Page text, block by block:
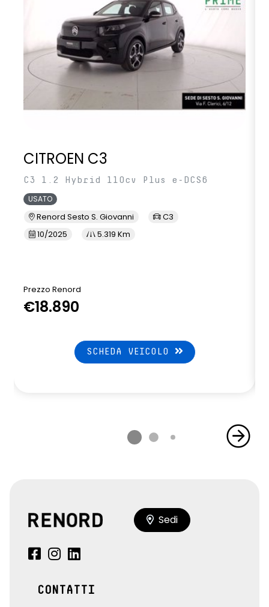
CITROEN C3
C3 1.2 Hybrid 110cv Plus e-DCS6
USATO
Renord Sesto S. Giovanni
C3
10/2025
5.319 Km
Prezzo Renord
€18.890
SCHEDA VEICOLO
Sedi
CONTATTI